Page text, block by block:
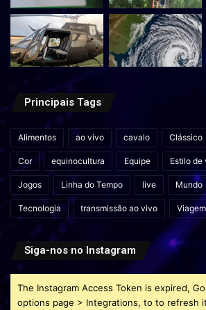
Principais Tags
Alimentos ao vivo cavalo Clássico
Cor equinocultura Equipe Estilo de
Jogos Linha do Tempo live Mundo
Tecnologia transmissão ao vivo Viagem
Siga-nos no Instagram
The Instagram Access Token is expired,
options page > Integrations, to to refresh